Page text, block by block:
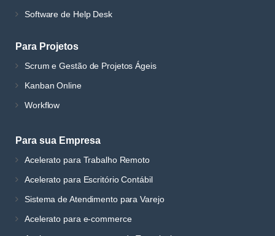
Software de Help Desk
Para Projetos
Scrum e Gestão de Projetos Ágeis
Kanban Online
Workflow
Para sua Empresa
Acelerato para Trabalho Remoto
Acelerato para Escritório Contábil
Sistema de Atendimento para Varejo
Acelerato para e-commerce